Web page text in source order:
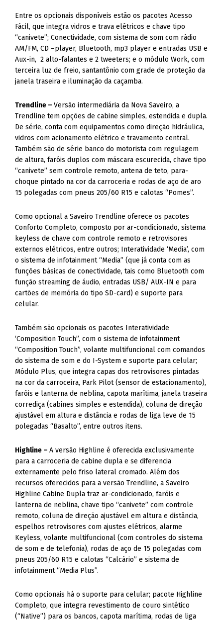
Entre os opcionais disponíveis estão os pacotes Acesso
Fácil, que integra vidros e trava elétricos e chave tipo
“canivete”; Conectividade, com sistema de som com rádio
AM/FM, CD –player, Bluetooth, mp3 player e entradas USB e
Aux-in, 2 alto-falantes e 2 tweeters; e o módulo Work, com
terceira luz de freio, santantônio com grade de proteção da
janela traseira e iluminação da caçamba.
Trendline –Versão intermediária da Nova Saveiro, a
Trendline tem opções de cabine simples, estendida e dupla.
De série, conta com equipamentos como direção hidráulica,
vidros com acionamento elétrico e travamento central.
Também são de série banco do motorista com regulagem
de altura, faróis duplos com máscara escurecida, chave tipo
“canivete” sem controle remoto, antena de teto, para-
choque pintado na cor da carroceria e rodas de aço de aro
15 polegadas com pneus 205/60 R15 e calotas “Pomes”.
Como opcional a Saveiro Trendline oferece os pacotes
Conforto Completo, composto por ar-condicionado, sistema
keyless de chave com controle remoto e retrovisores
externos elétricos, entre outros; Interatividade ‘Media’, com
o sistema de infotainment “Media” (que já conta com as
funções básicas de conectividade, tais como Bluetooth com
função streaming de áudio, entradas USB/ AUX-IN e para
cartões de memória do tipo SD-card) e suporte para
celular.
Também são opcionais os pacotes Interatividade
‘Composition Touch”, com o sistema de infotainment
“Composition Touch”, volante multifuncional com comandos
do sistema de som e do I-System e suporte para celular;
Módulo Plus, que integra capas dos retrovisores pintadas
na cor da carroceira, Park Pilot (sensor de estacionamento),
faróis e lanterna de neblina, capota marítima, janela traseira
corrediça (cabines simples e estendida), coluna de direção
ajustável em altura e distância e rodas de liga leve de 15
polegadas “Basalto”, entre outros itens.
Highline –A versão Highline é oferecida exclusivamente
para a carroceria de cabine dupla e se diferencia
externamente pelo friso lateral cromado. Além dos
recursos oferecidos para a versão Trendline, a Saveiro
Highline Cabine Dupla traz ar-condicionado, faróis e
lanterna de neblina, chave tipo “canivete” com controle
remoto, coluna de direção ajustável em altura e distância,
espelhos retrovisores com ajustes elétricos, alarme
Keyless, volante multifuncional (com controles do sistema
de som e de telefonia), rodas de aço de 15 polegadas com
pneus 205/60 R15 e calotas “Calcário” e sistema de
infotainment “Media Plus”.
Como opcionais há o suporte para celular; pacote Highline
Completo, que integra revestimento de couro sintético
(“Native”) para os bancos, capota marítima, rodas de liga